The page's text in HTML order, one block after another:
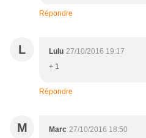
Répondre
L Lulu 27/10/2016 19:17
+ 1
Répondre
M Marc 27/10/2016 18:50